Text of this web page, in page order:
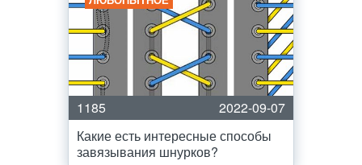
1185
2022-09-07
Какие есть интересные способы
завязывания шнурков?